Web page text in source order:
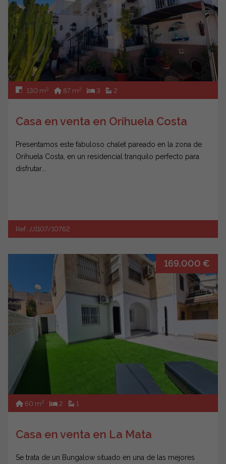
130 m2 87 m2 3 2
Casa en venta en Orihuela Costa
Presentamos este fabuloso chalet pareado en la zona de
Orihuela Costa, en un residencial tranquilo perfecto para
disfrutar...
Ref. JJ1107/10762
169.000 €
60 m2 2 1
Casa en venta en La Mata
Se trata de un Bungalow situado en una de las mejores